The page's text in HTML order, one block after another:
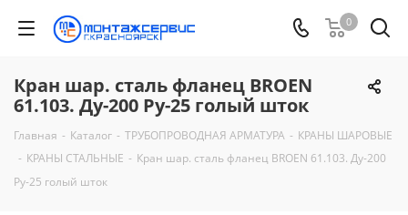
0
Кран шар. сталь фланец BROEN
61.103. Ду-200 Ру-25 голый шток
Главная - Каталог - ТРУБОПРОВОДНАЯ АРМАТУРА - КРАНЫ ШАРОВЫЕ
- КРАНЫ СТАЛЬНЫЕ - Кран шар. сталь фланец BROEN 61.103. Ду-200
Ру-25 голый шток